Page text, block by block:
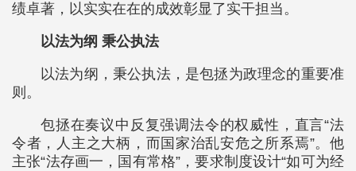
绩卓著，以实实在在的成效彰显了实干担当。
以法为纲 秉公执法
以法为纲，秉公执法，是包拯为政理念的重要准
则。
包拯在奏议中反复强调法令的权威性，直言“法
令者，人主之大柄，而国家治乱安危之所系焉”。他
主张“法存画一，国有常格”，要求制度设计“如可为经